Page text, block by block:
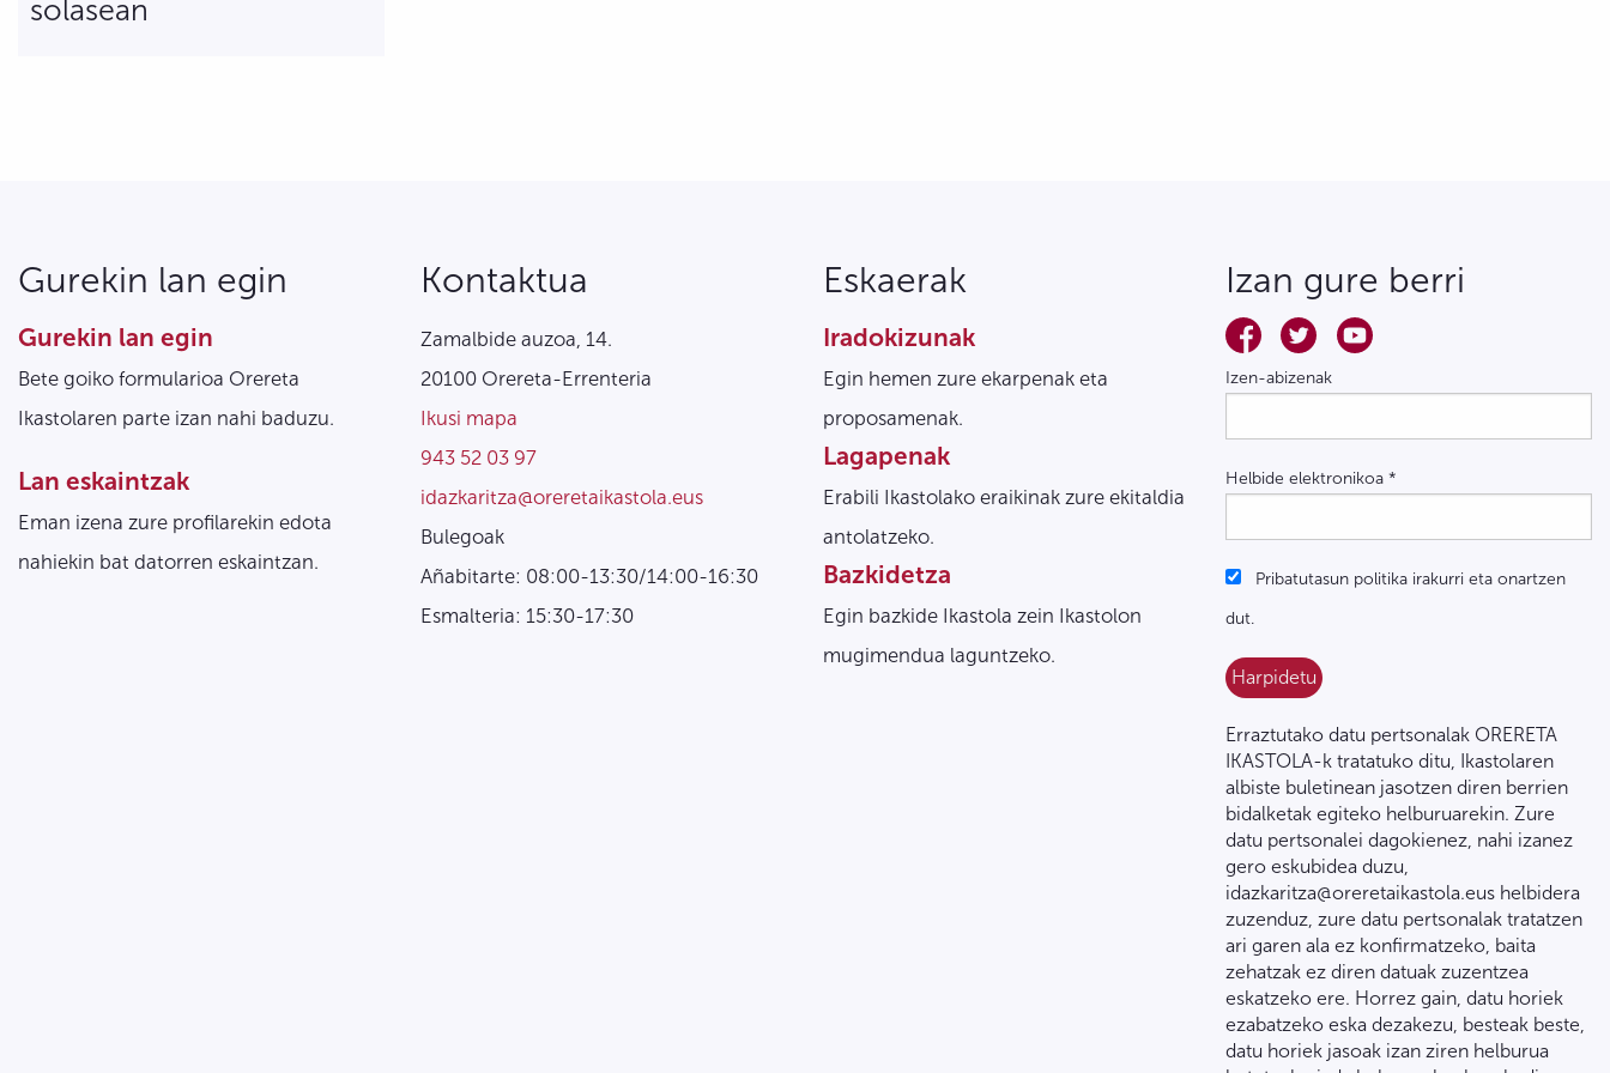
solasean
Gurekin lan egin
Gurekin lan egin
Bete goiko formularioa Orereta
Ikastolaren parte izan nahi baduzu.
Lan eskaintzak
Eman izena zure profilarekin edota
nahiekin bat datorren eskaintzan.
Kontaktua
Zamalbide auzoa, 14.
20100 Orereta-Errenteria
Ikusi mapa
943 52 03 97
idazkaritza@oreretaikastola.eus
Bulegoak
Añabitarte: 08:00-13:30/14:00-16:30
Esmalteria: 15:30-17:30
Eskaerak
Iradokizunak
Egin hemen zure ekarpenak eta
proposamenak.
Lagapenak
Erabili Ikastolako eraikinak zure ekitaldia
antolatzeko.
Bazkidetza
Egin bazkide Ikastola zein Ikastolon
mugimendua laguntzeko.
Izan gure berri
Izen-abizenak
Helbide elektronikoa *
Pribatutasun politika irakurri eta onartzen
dut.
Erraztutako datu pertsonalak ORERETA
IKASTOLA-k tratatuko ditu, Ikastolaren
albiste buletinean jasotzen diren berrien
bidalketak egiteko helburuarekin. Zure
datu pertsonalei dagokienez, nahi izanez
gero eskubidea duzu,
idazkaritza@oreretaikastola.eus helbidera
zuzenduz, zure datu pertsonalak tratatzen
ari garen ala ez konfirmatzeko, baita
zehatzak ez diren datuak zuzentzea
eskatzeko ere. Horrez gain, datu horiek
ezabatzeko eska dezakezu, besteak beste,
datu horiek jasoak izan ziren helburua